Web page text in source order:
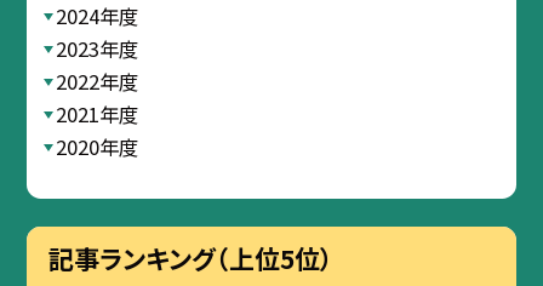
2024年度
2023年度
2022年度
2021年度
2020年度
記事ランキング（上位5位）